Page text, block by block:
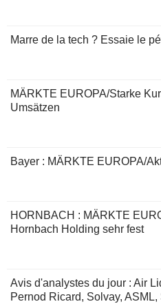
Marre de la tech ? Essaie le
MÄRKTE EUROPA/Starke
Umsätzen
Bayer : MÄRKTE EUROPA/
HORNBACH : MÄRKTE
Hornbach Holding sehr fest
Avis d'analystes du jour : Air
Pernod Ricard, Solvay, ASML,